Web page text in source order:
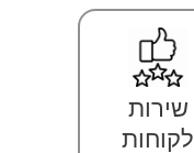
שירות
לקוחות